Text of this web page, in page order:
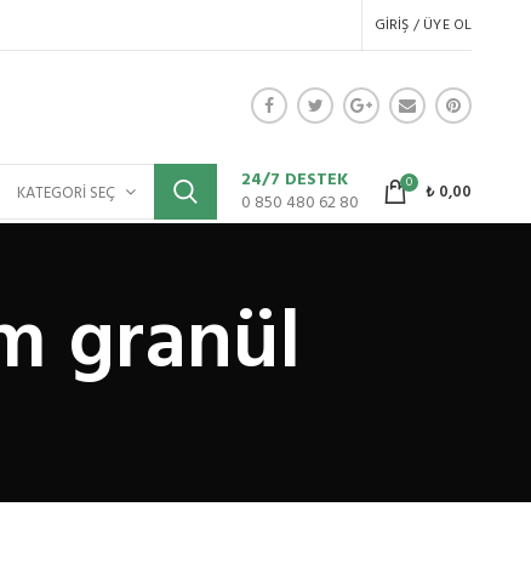
GIRIŞ / ÜYE OL
KATEGORI SEÇ
24/7 DESTEK
0 850 480 62 80
0 ₺0,00
granül